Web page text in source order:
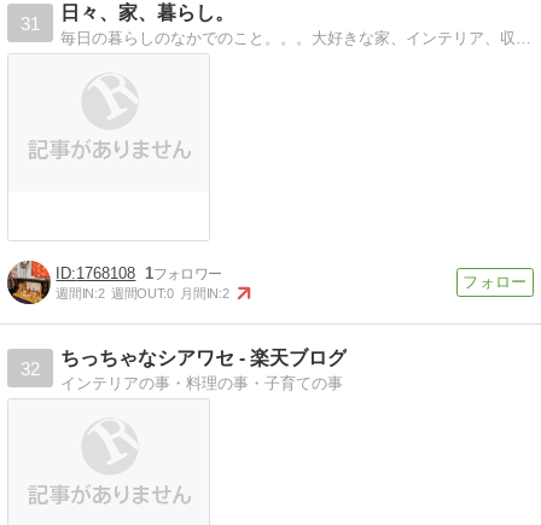
31
日々、家、暮らし。
1768108 1
週間IN:2 週間OUT:0 月間IN:2
32
ちっちゃなシアワセ - 楽天ブログ
インテリアの事・料理の事・子育ての事